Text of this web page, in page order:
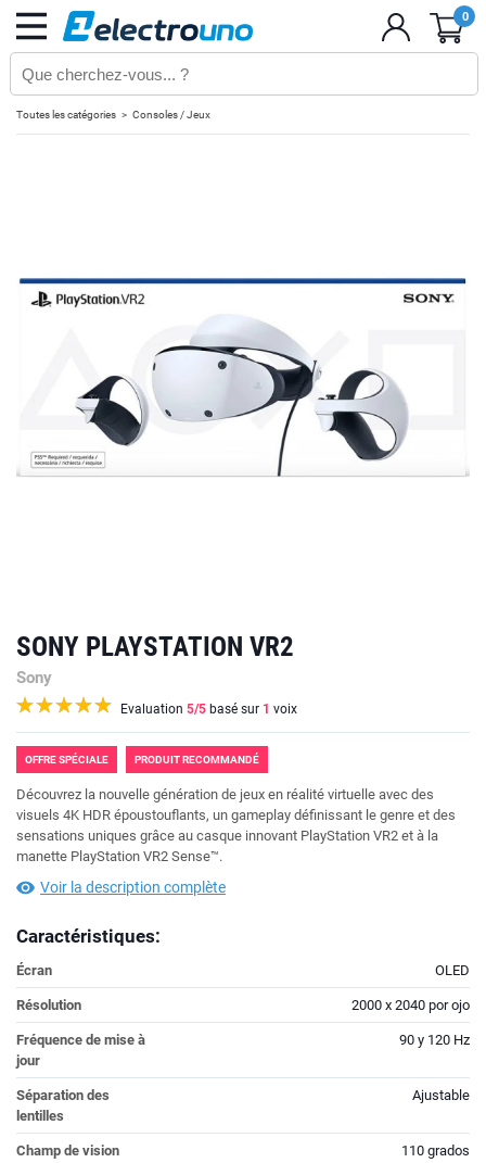
0
Toutes les catégories Consoles / Jeux
SONY PLAYSTATION VR2
Sony
Evaluation 5/5 basé sur 1 voix
OFFRE SPÉCIALE PRODUIT RECOMMANDÉ
Découvrez la nouvelle génération de jeux en réalité virtuelle avec des
visuels 4K HDR époustouflants, un gameplay définissant le genre et des
sensations uniques grâce au casque innovant PlayStation VR2 et à la
manette PlayStation VR2 Sense™.
Voir la description complète
Caractéristiques:
Écran OLED
Résolution 2000 x 2040 por ojo
Fréquence de mise à
jour
90 y 120 Hz
Séparation des
lentilles
Ajustable
Champ de vision 110 grados